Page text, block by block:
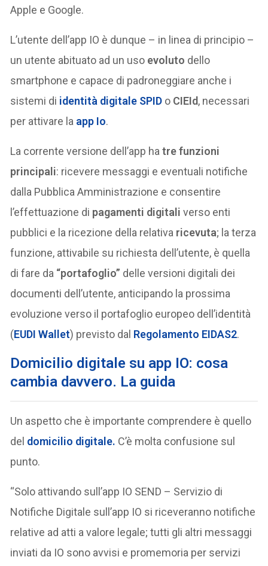
Apple e Google.
L’utente dell’app IO è dunque – in linea di principio –
un utente abituato ad un uso evoluto dello
smartphone e capace di padroneggiare anche i
sistemi di identità digitale SPID o CIEId, necessari
per attivare la app Io.
La corrente versione dell’app hatre funzioni
principali: ricevere messaggi e eventuali notifiche
dalla Pubblica Amministrazione e consentire
l’effettuazione di pagamenti digitali verso enti
pubblici e la ricezione della relativa ricevuta; la terza
funzione, attivabile su richiesta dell’utente, è quella
di fare da “portafoglio” delle versioni digitali dei
documenti dell’utente, anticipando la prossima
evoluzione verso il portafoglio europeo dell’identità
(EUDI Wallet) previsto dal Regolamento EIDAS2.
Domicilio digitale su app IO: cosa
cambia davvero. La guida
Un aspetto che è importante comprendere è quello
del domicilio digitale. C’è molta confusione sul
punto.
“Solo attivando sull’app IO SEND – Servizio di
Notifiche Digitale sull’app IO si riceveranno notifiche
relative ad atti a valore legale; tutti gli altri messaggi
inviati da IO sono avvisi e promemoria per servizi